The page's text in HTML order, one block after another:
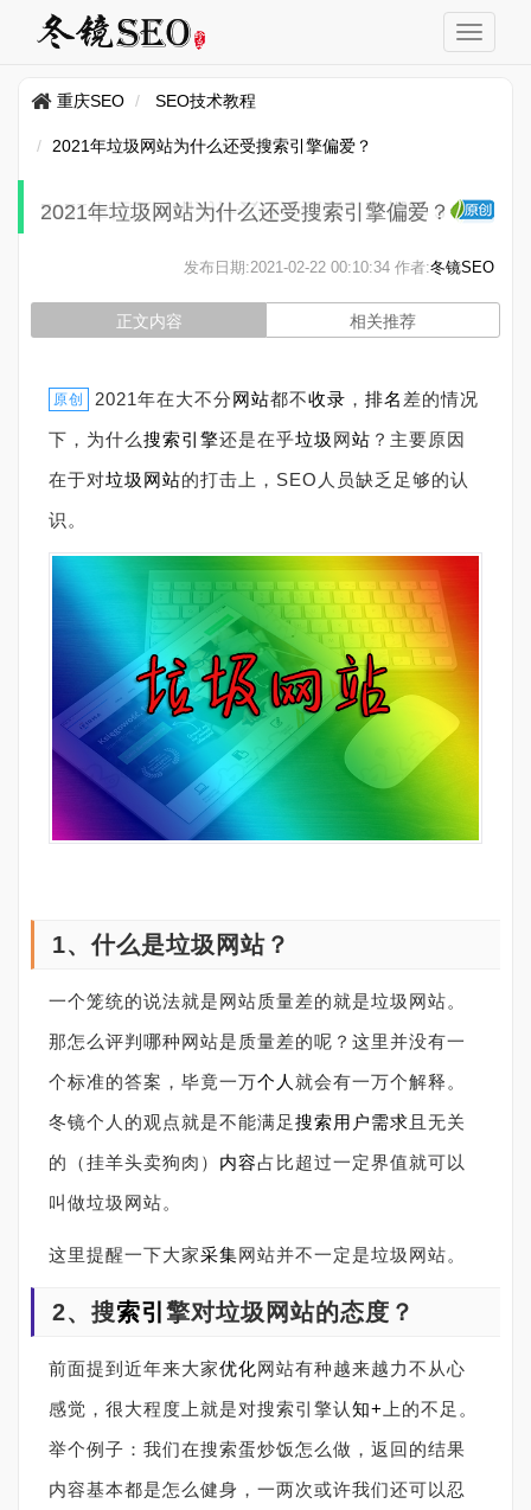
重庆SEO SEO技术教程
2021年垃圾网站为什么还受搜索引擎偏爱？
2021年垃圾网站为什么还受搜索引擎偏爱？
发布日期:2021-02-22 00:10:34 作者:冬镜SEO
正文内容 相关推荐
原创 2021年在大不分网站都不收录 ， 排名 差的情况
下，为什么搜索引擎还是在乎垃圾网站 ？主要原因
在于对垃圾网站的打击上， SEO 人员缺乏足够的认
识。
1、什么是垃圾网站？
一个笼统的说法就是网站质量差的就是垃圾网站。
那怎么评判哪种网站是质量差的呢？这里并没有一
个标准的答案，毕竟一万个人 就会有一万个解释。
冬镜个人的观点就是不能满足搜索用户需求 且无关
的（挂羊头卖狗肉） 内容占比超过一定界值就可以
叫做垃圾网站。
这里提醒一下大家采集网站并不一定是垃圾网站。
2、搜索引 擎对垃圾网站的态度？
前面提到近年来大家优化网站有种越来越力不从心
感觉，很大程度上就是对搜索引擎认知+ 上的不足。
举个例子：我们在搜索蛋炒饭怎么做，返回的结果
内容基本都是怎么健身，一两次或许我们还可以忍